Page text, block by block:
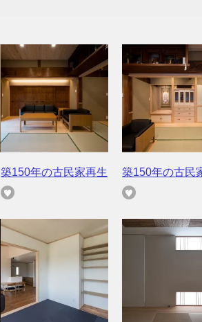
築150年の古民家再生 築150年の古民